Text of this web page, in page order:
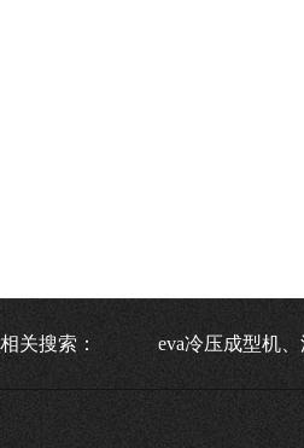
相关搜索： eva冷压成型机